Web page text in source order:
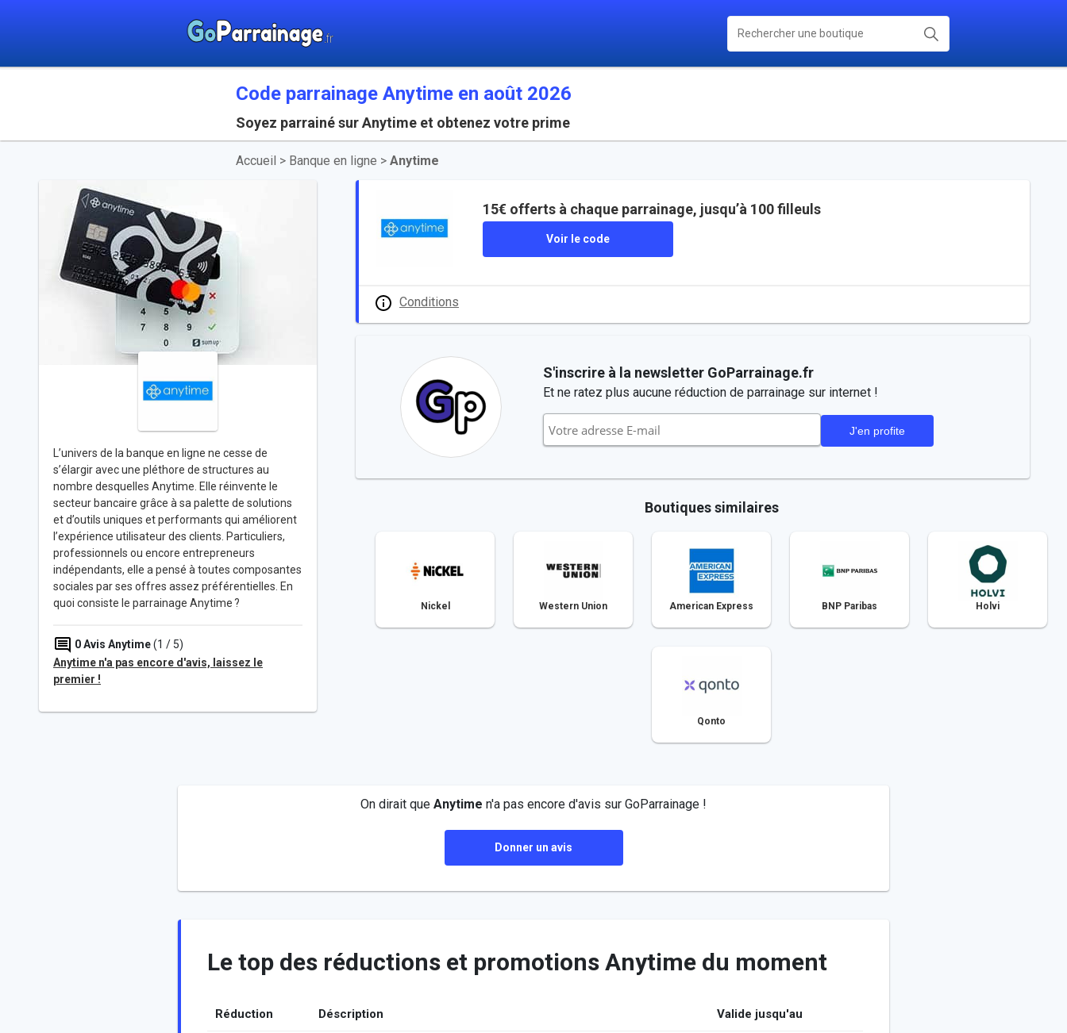
Code parrainage Anytime en août 2026
Soyez parrainé sur Anytime et obtenez votre prime
Accueil > Banque en ligne > Anytime
L’univers de la banque en ligne ne cesse de
s’élargir avec une pléthore de structures au
nombre desquelles Anytime. Elle réinvente le
secteur bancaire grâce à sa palette de solutions
et d’outils uniques et performants qui améliorent
l’expérience utilisateur des clients. Particuliers,
professionnels ou encore entrepreneurs
indépendants, elle a pensé à toutes composantes
sociales par ses offres assez préférentielles. En
quoi consiste le parrainage Anytime ?
0Avis Anytime(1 / 5)
Anytime n'a pas encore d'avis, laissez le
premier !
15€ offerts à chaque parrainage, jusqu’à 100 filleuls
Voir le code
Conditions
S'inscrire à la newsletter GoParrainage.fr
Et ne ratez plus aucune réduction de parrainage sur internet !
Boutiques similaires
Nickel Western Union American Express BNP Paribas Holvi
Qonto
On dirait que Anytime n'a pas encore d'avis sur GoParrainage !
Donner un avis
Le top des réductions et promotions Anytime du moment
Réduction Déscription Valide jusqu'au